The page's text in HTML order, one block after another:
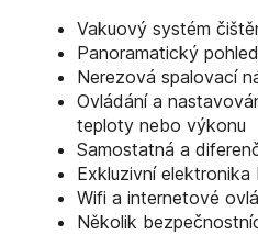
Vakuový systém
Panoramatický
Nerezová spalovací
Ovládání a
teploty nebo výkonu
Samostatná a
Exkluzivní elektronika
Wifi a internetové
Několik